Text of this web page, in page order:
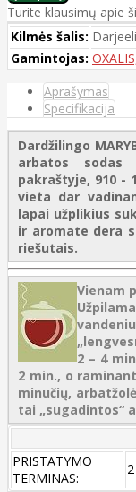
Turite klausimų apie
Kilmės šalis:
Gamintojas:
Aprašymas
Specifikacija
Dardžilingo
arbatos sodas
pakraštyje, 910 -
vieta dar
lapai užplikius
ir aromate dera
riešutais.
Vienam
2 – 4
2 min., o
minučių,
tai „sugadintos“
PRISTATYMO
TERMINAS: